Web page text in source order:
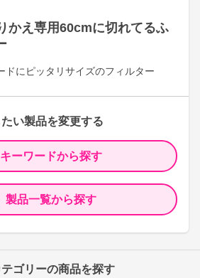
かえ専用60cmに切れてるふ
ドにピッタリサイズのフィルター
い製品を変更する
キーワードから探す
製品一覧から探す
テゴリーの商品を探す